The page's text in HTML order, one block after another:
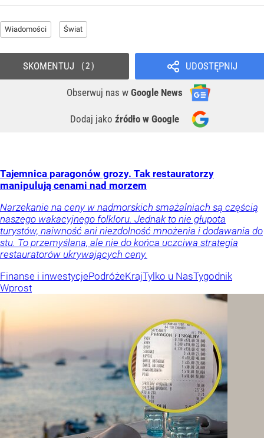
Wiadomości Świat
UDOSTĘPNIJ
Obserwuj nas w Google News
Dodaj jako źródło w Google
SKOMENTUJ 2
Tajemnica paragonów grozy. Tak restauratorzy
manipulują cenami nad morzem
Narzekanie na ceny w nadmorskich smażalniach są częścią
naszego wakacyjnego folkloru. Jednak to nie głupota
turystów, naiwność ani niezdolność mnożenia i dodawania do
stu. To przemyślana, ale nie do końca uczciwa strategia
restauratorów ukrywających ceny.
Finanse i inwestycjePodróżeKrajTylko u NasTygodnik
Wprost